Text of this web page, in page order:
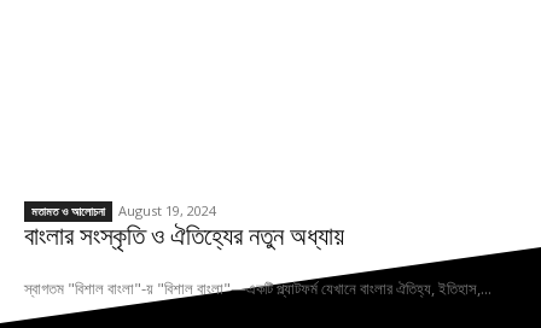
মতামত ও আলোচনা August 19, 2024
বাংলার সংস্কৃতি ও ঐতিহ্যের নতুন অধ্যায়
স্বাগতম "বিশাল বাংলা"-য় "বিশাল বাংলা"—একটি প্ল্যাটফর্ম যেখানে বাংলার ঐতিহ্য, ইতিহাস,...